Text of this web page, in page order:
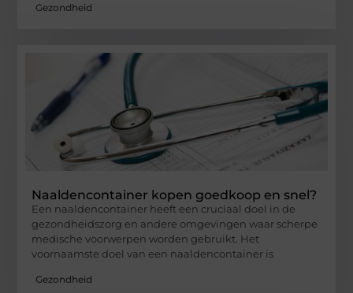
Gezondheid
Naaldencontainer kopen goedkoop en snel?
Een naaldencontainer heeft een cruciaal doel in de
gezondheidszorg en andere omgevingen waar scherpe
medische voorwerpen worden gebruikt. Het
voornaamste doel van een naaldencontainer is
Gezondheid